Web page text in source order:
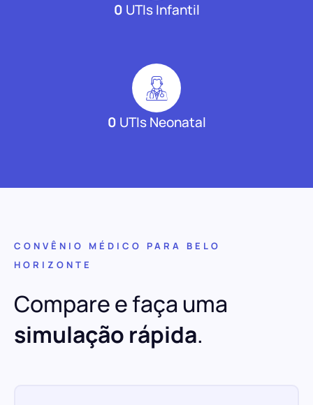
0 UTIs Infantil
0 UTIs Neonatal
CONVÊNIO MÉDICO PARA BELO
HORIZONTE
Compare e faça uma
simulação rápida.